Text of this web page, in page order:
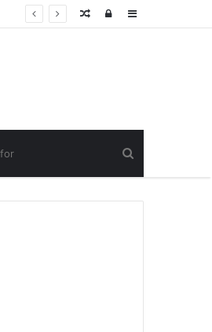
Sidebar
Log
Random